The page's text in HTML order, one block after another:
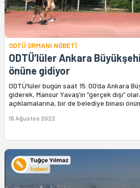
ODTÜ ORMANI NÖBETİ
ODTÜ’lüler Ankara
önüne gidiyor
ODTÜ’lüler bugün saat 15:00’da Ankara
giderek, Mansur Yavaş’ın “gerçek dışı”
açıklamalarına, bir de belediye binası
15 Ağustos 2022